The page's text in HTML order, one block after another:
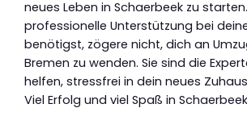
neues Leben in Schaerbeek zu
professionelle Unterstützung bei
benötigst, zögere nicht, dich an
Bremen zu wenden. Sie sind die
helfen, stressfrei in dein neues
Viel Erfolg und viel Spaß in